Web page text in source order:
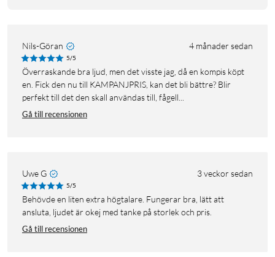
Nils-Göran 4 månader sedan
5/5
Överraskande bra ljud, men det visste jag, då en kompis köpt
en. Fick den nu till KAMPANJPRIS, kan det bli bättre? Blir
perfekt till det den skall användas till, fågell...
Gå till recensionen
Uwe G 3 veckor sedan
5/5
Behövde en liten extra högtalare. Fungerar bra, lätt att
ansluta, ljudet är okej med tanke på storlek och pris.
Gå till recensionen